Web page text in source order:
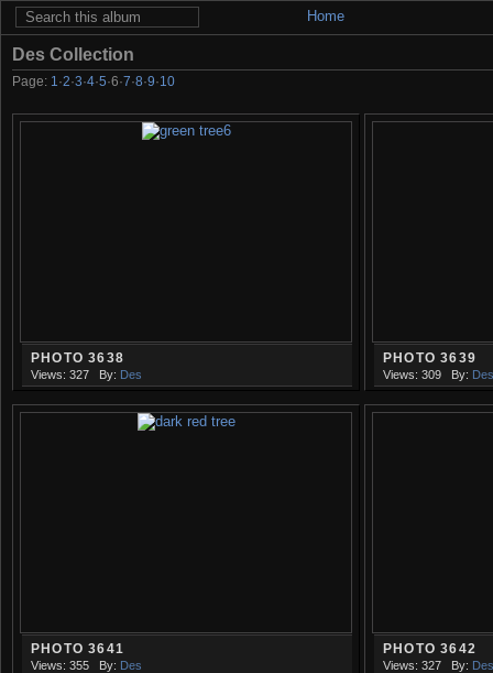
Home
Des Collection
Page: 1 ·2·3·4·5·6·7·8·9·10
PHOTO 3638
Views: 327 By: Des
PHOTO 3639
Views: 309 By: Des
PHOTO 3641
Views: 355 By: Des
PHOTO 3642
Views: 327 By: Des